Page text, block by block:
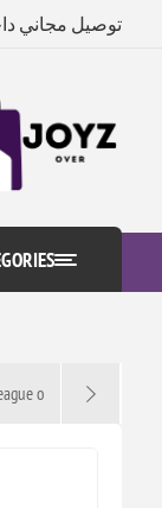
توصيل مجاني
o...